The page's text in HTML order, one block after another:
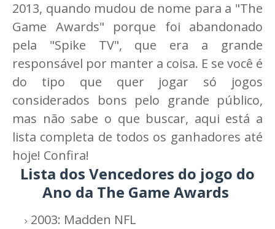
2013, quando mudou de nome para a "The
Game Awards" porque foi abandonado
pela "Spike TV", que era a grande
responsável por manter a coisa. E se você é
do tipo que quer jogar só jogos
considerados bons pelo grande público,
mas não sabe o que buscar, aqui está a
lista completa de todos os ganhadores até
hoje! Confira!
Lista dos Vencedores do jogo do
Ano da The Game Awards
2003: Madden NFL